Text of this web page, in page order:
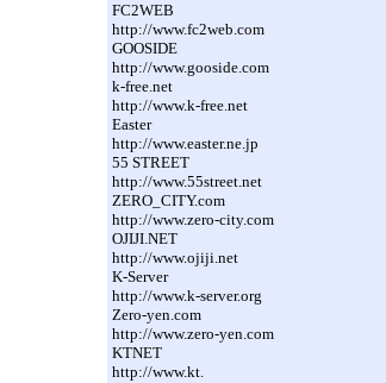
FC2WEB
http://www.fc2web.com
GOOSIDE
http://www.gooside.com
k-free.net
http://www.k-free.net
Easter
http://www.easter.ne.jp
55 STREET
http://www.55street.net
ZERO_CITY.com
http://www.zero-city.com
OJIJI.NET
http://www.ojiji.net
K-Server
http://www.k-server.org
Zero-yen.com
http://www.zero-yen.com
KTNET
http://www.kt.